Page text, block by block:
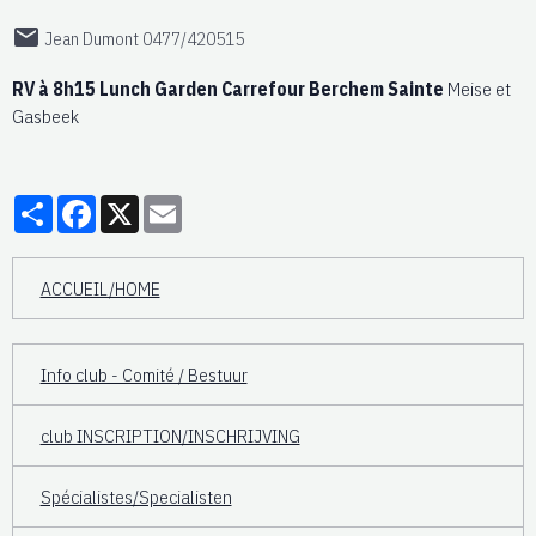
Jean Dumont 0477/420515
RV à 8h15 Lunch Garden Carrefour Berchem Sainte Meise et
Gasbeek
PartagerFacebook
X
ACCUEIL/HOME
Info club - Comité / Bestuur
club INSCRIPTION/INSCHRIJVING
Spécialistes/Specialisten